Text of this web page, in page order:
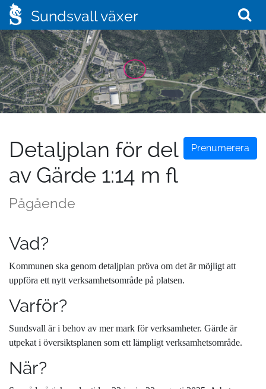
Sundsvall växer
Detaljplan för del
av Gärde 1:14 m fl
Pågående
Prenumerera
Vad?
Kommunen ska genom detaljplan pröva om det är möjligt att
uppföra ett nytt verksamhetsområde på platsen.
Varför?
Sundsvall är i behov av mer mark för verksamheter. Gärde är
utpekat i översiktsplanen som ett lämpligt verksamhetsområde.
När?